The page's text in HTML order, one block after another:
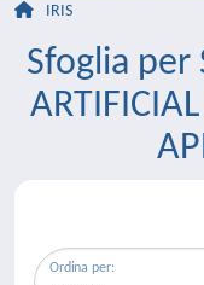
IRIS
Sfoglia per
Ordina per: